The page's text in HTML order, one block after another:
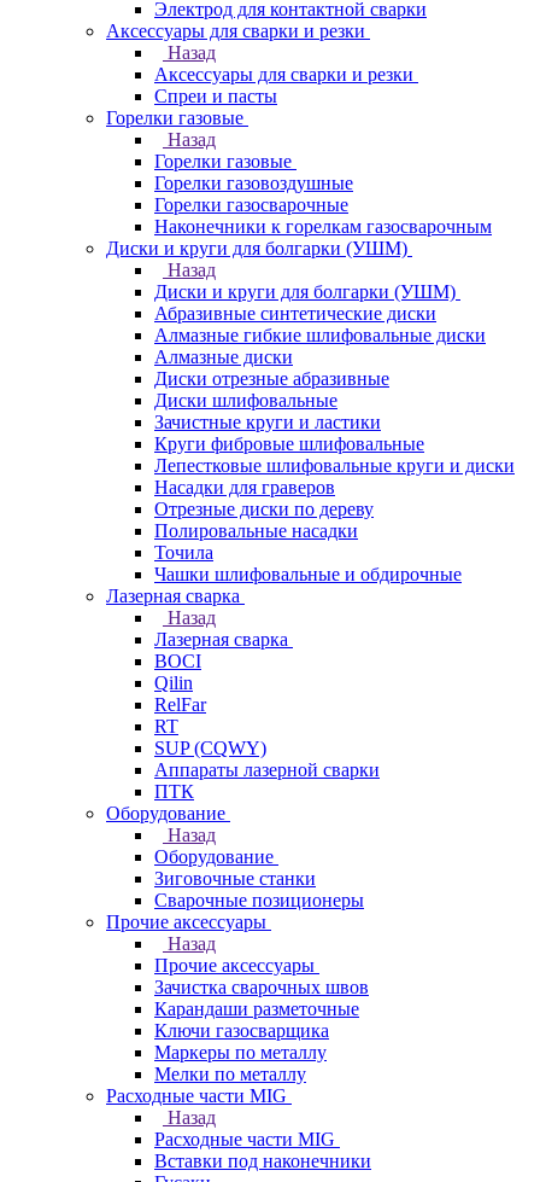
Электрод для контактной сварки
Аксессуары для сварки и резки
Назад
Аксессуары для сварки и резки
Спреи и пасты
Горелки газовые
Назад
Горелки газовые
Горелки газовоздушные
Горелки газосварочные
Наконечники к горелкам газосварочным
Диски и круги для болгарки (УШМ)
Назад
Диски и круги для болгарки (УШМ)
Абразивные синтетические диски
Алмазные гибкие шлифовальные диски
Алмазные диски
Диски отрезные абразивные
Диски шлифовальные
Зачистные круги и ластики
Круги фибровые шлифовальные
Лепестковые шлифовальные круги и диски
Насадки для граверов
Отрезные диски по дереву
Полировальные насадки
Точила
Чашки шлифовальные и обдирочные
Лазерная сварка
Назад
Лазерная сварка
BOCI
Qilin
RelFar
RT
SUP (CQWY)
Аппараты лазерной сварки
ПТК
Оборудование
Назад
Оборудование
Зиговочные станки
Сварочные позиционеры
Прочие аксессуары
Назад
Прочие аксессуары
Зачистка сварочных швов
Карандаши разметочные
Ключи газосварщика
Маркеры по металлу
Мелки по металлу
Расходные части MIG
Назад
Расходные части MIG
Вставки под наконечники